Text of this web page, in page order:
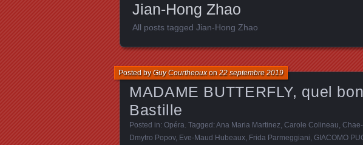
Jian-Hong Zhao
All posts tagged Jian-Hong Zhao
MADAME BUTTERFLY, quel
Bastille
Posted byGuy Courtheouxon22 septembre 2019
Posted in: Opéra . Tagged: Ana Maria Martinez Carole Colineau
Dmytro Popov, Eve‑Maud Hubeaux Frida Parmeggiani GIACOMO